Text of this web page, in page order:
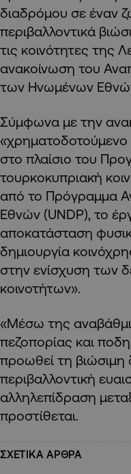
διαδρόμου σε έναν
περιβαλλοντικά
τις κοινότητες της
ανακοίνωση του
των Ηνωμένων
Σύμφωνα με την
στο πλαίσιο του
τουρκοκυπριακή
από το Πρόγραμμα
Εθνών (UNDP), το
αποκατάσταση
δημιουργία
στην ενίσχυση των
κοινοτήτων».
«Μέσω της
πεζοπορίας και
προωθεί τη βιώσιμη
περιβαλλοντική
αλληλεπίδραση
προστίθεται.
ΣΧΕΤΙΚΑ ΑΡΘΡΑ